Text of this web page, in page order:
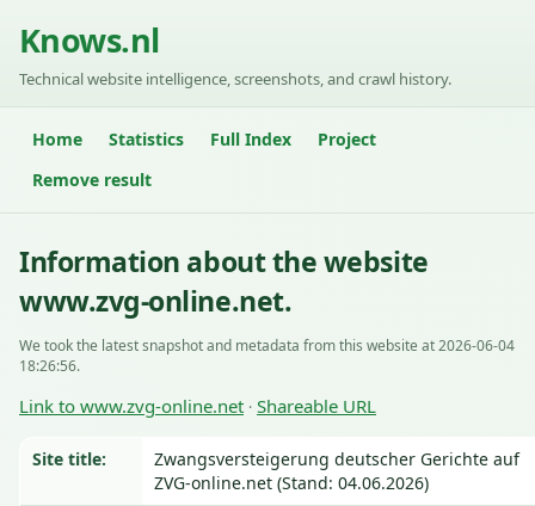
Knows.nl
Technical website intelligence, screenshots, and crawl history.
Home Statistics Full Index
Project
Remove result
Information about the website
www.zvg-online.net.
We took the latest snapshot and metadata from this website at 2026-06-04
18:26:56.
Link to www.zvg-online.net · Shareable URL
Site title:
Zwangsversteigerung deutscher Gerichte auf
ZVG-online.net (Stand: 04.06.2026)